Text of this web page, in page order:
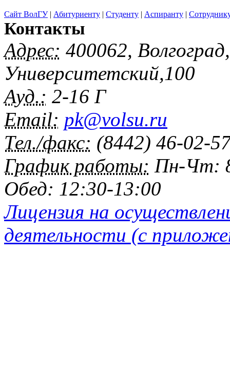
Сайт ВолГУ| Абитуриенту | Студенту | Аспиранту |
Контакты
Адрес: 400062,
Университетский,100
Ауд.: 2-16 Г
Email: pk@volsu.ru
Тел./факс: (8442) 46-02-
График работы: Пн-Чт:
Обед: 12:30-13:00
Лицензия на
деятельности (с